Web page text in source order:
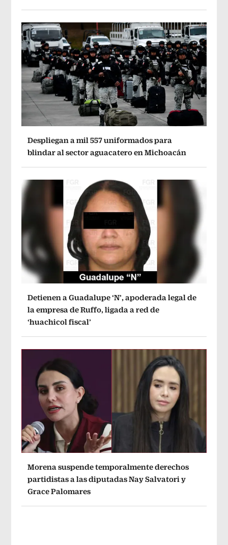
Despliegan a mil 557 uniformados para
blindar al sector aguacatero en Michoacán
Detienen a Guadalupe ‘N’, apoderada legal de
la empresa de Ruffo, ligada a red de
‘huachicol fiscal’
Morena suspende temporalmente derechos
partidistas a las diputadas Nay Salvatori y
Grace Palomares